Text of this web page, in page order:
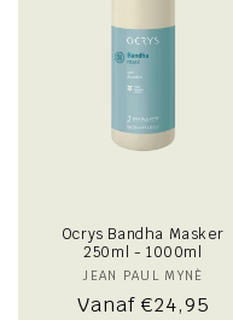
Ocrys Bandha Masker
250ml - 1000ml
Verkoper:
JEAN PAUL MYNÈ
Normale
Vanaf €24,95